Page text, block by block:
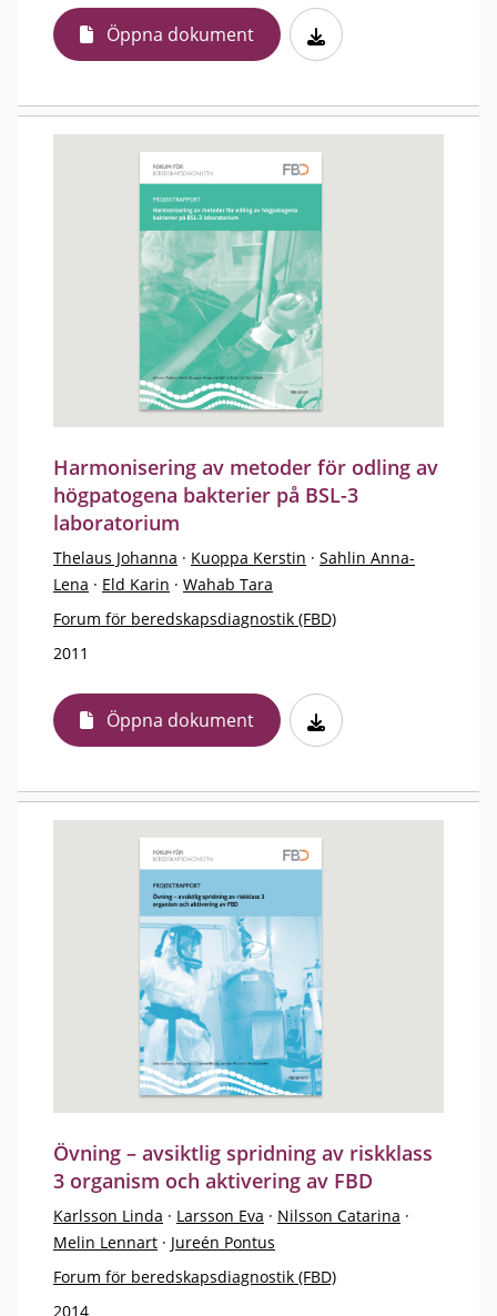
Öppna dokument
Harmonisering av metoder för odling av
högpatogena bakterier på BSL-3
laboratorium
Thelaus Johanna · Kuoppa Kerstin · Sahlin Anna-
Lena · Eld Karin · Wahab Tara
Forum för beredskapsdiagnostik (FBD)
2011
Öppna dokument
Övning – avsiktlig spridning av riskklass
3 organism och aktivering av FBD
Karlsson Linda · Larsson Eva · Nilsson Catarina ·
Melin Lennart · Jureén Pontus
Forum för beredskapsdiagnostik (FBD)
2014